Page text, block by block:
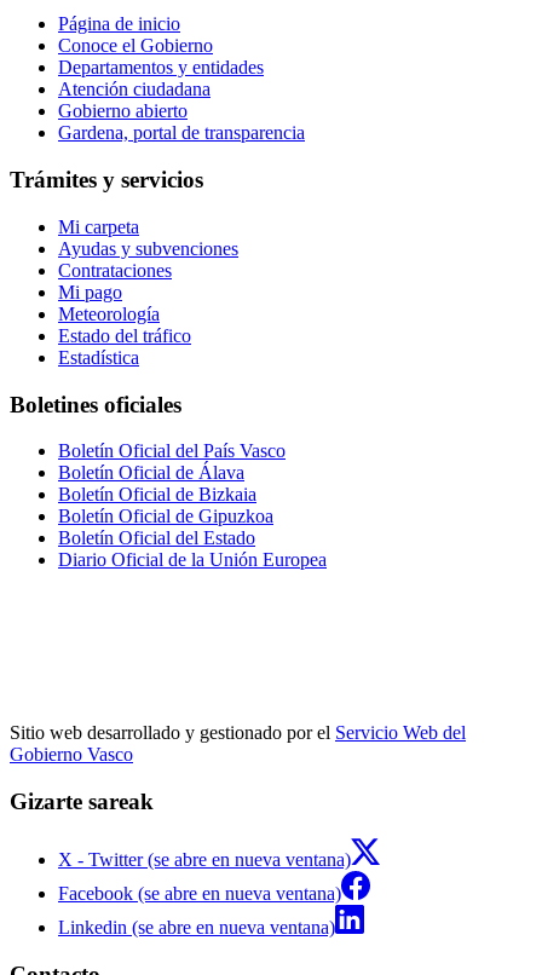
Página de inicio
Conoce el Gobierno
Departamentos y entidades
Atención ciudadana
Gobierno abierto
Gardena, portal de transparencia
Trámites y servicios
Mi carpeta
Ayudas y subvenciones
Contrataciones
Mi pago
Meteorología
Estado del tráfico
Estadística
Boletines oficiales
Boletín Oficial del País Vasco
Boletín Oficial de Álava
Boletín Oficial de Bizkaia
Boletín Oficial de Gipuzkoa
Boletín Oficial del Estado
Diario Oficial de la Unión Europea
Sitio web desarrollado y gestionado por el Servicio Web del
Gobierno Vasco
Gizarte sareak
X - Twitter (se abre en nueva ventana)
Facebook (se abre en nueva ventana)
Linkedin (se abre en nueva ventana)